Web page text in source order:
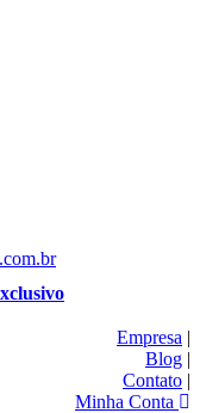
Empresa |
Blog |
Contato |
Minha Conta